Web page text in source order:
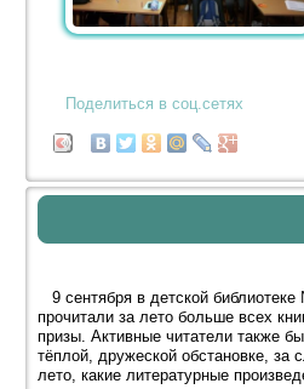
Поделиться в соц.сетях
9 сентября в детской
прочитали за лето больше всех
призы. Активные читатели также
тёплой, дружеской обстановке, за
лето, какие литературные